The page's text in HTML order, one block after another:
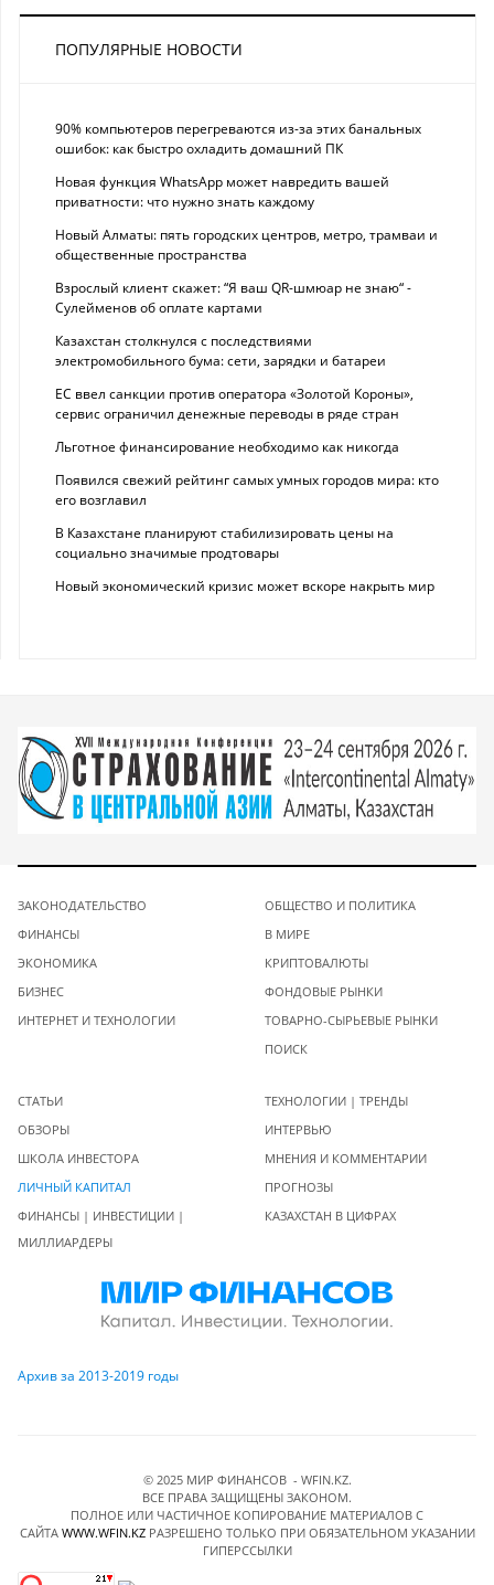
ПОПУЛЯРНЫЕ НОВОСТИ
90% компьютеров перегреваются из-за этих банальных
ошибок: как быстро охладить домашний ПК
Новая функция WhatsApp может навредить вашей
приватности: что нужно знать каждому
Новый Алматы: пять городских центров, метро, трамваи и
общественные пространства
Взрослый клиент скажет: “Я ваш QR-шмюар не знаю“ -
Сулейменов об оплате картами
Казахстан столкнулся с последствиями
электромобильного бума: сети, зарядки и батареи
ЕС ввел санкции против оператора «Золотой Короны»,
сервис ограничил денежные переводы в ряде стран
Льготное финансирование необходимо как никогда
Появился свежий рейтинг самых умных городов мира: кто
его возглавил
В Казахстане планируют стабилизировать цены на
социально значимые продтовары
Новый экономический кризис может вскоре накрыть мир
ЗАКОНОДАТЕЛЬСТВО
ФИНАНСЫ
ЭКОНОМИКА
БИЗНЕС
ИНТЕРНЕТ И ТЕХНОЛОГИИ
ОБЩЕСТВО И ПОЛИТИКА
В МИРЕ
КРИПТОВАЛЮТЫ
ФОНДОВЫЕ РЫНКИ
ТОВАРНО-СЫРЬЕВЫЕ РЫНКИ
ПОИСК
СТАТЬИ
ОБЗОРЫ
ШКОЛА ИНВЕСТОРА
ЛИЧНЫЙ КАПИТАЛ
ФИНАНСЫ | ИНВЕСТИЦИИ |
МИЛЛИАРДЕРЫ
ТЕХНОЛОГИИ | ТРЕНДЫ
ИНТЕРВЬЮ
МНЕНИЯ И КОММЕНТАРИИ
ПРОГНОЗЫ
КАЗАХСТАН В ЦИФРАХ
Архив за 2013-2019 годы
© 2025 МИР ФИНАНСОВ - WFIN.KZ.
ВСЕ ПРАВА ЗАЩИЩЕНЫ ЗАКОНОМ.
ПОЛНОЕ ИЛИ ЧАСТИЧНОЕ КОПИРОВАНИЕ МАТЕРИАЛОВ C
САЙТА WWW.WFIN.KZРАЗРЕШЕНО ТОЛЬКО ПРИ ОБЯЗАТЕЛЬНОМ УКАЗАНИИ
ГИПЕРССЫЛКИ